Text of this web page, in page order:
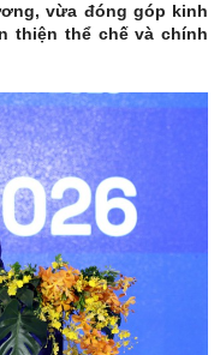
vừa đóng góp kinh
thiện thể chế và chính